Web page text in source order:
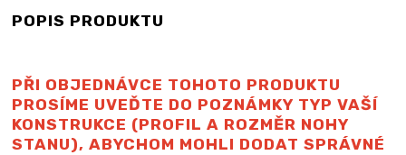
POPIS PRODUKTU
PŘI OBJEDNÁVCE TOHOTO PRODUKTU
PROSÍME UVEĎTE DO POZNÁMKY TYP VAŠÍ
KONSTRUKCE (PROFIL A ROZMĚR NOHY
STANU), ABYCHOM MOHLI DODAT SPRÁVNÉ